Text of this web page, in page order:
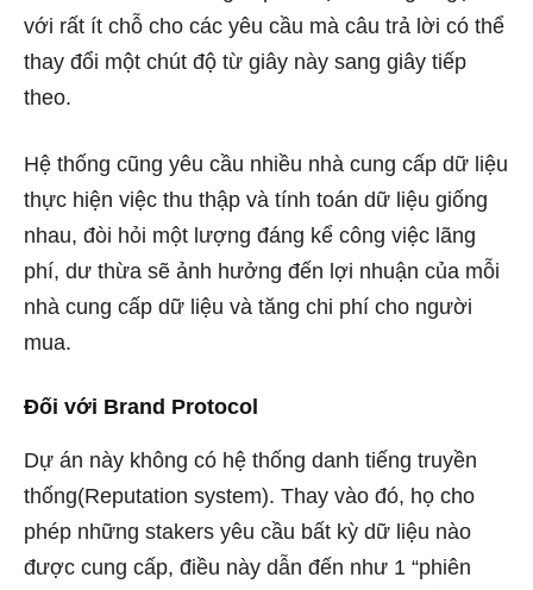
với rất ít chỗ cho các yêu cầu mà câu trả lời có thể
thay đổi một chút độ từ giây này sang giây tiếp
theo.
Hệ thống cũng yêu cầu nhiều nhà cung cấp dữ liệu
thực hiện việc thu thập và tính toán dữ liệu giống
nhau, đòi hỏi một lượng đáng kể công việc lãng
phí, dư thừa sẽ ảnh hưởng đến lợi nhuận của mỗi
nhà cung cấp dữ liệu và tăng chi phí cho người
mua.
Đối với Brand Protocol
Dự án này không có hệ thống danh tiếng truyền
thống(Reputation system). Thay vào đó, họ cho
phép những stakers yêu cầu bất kỳ dữ liệu nào
được cung cấp, điều này dẫn đến như 1 “phiên